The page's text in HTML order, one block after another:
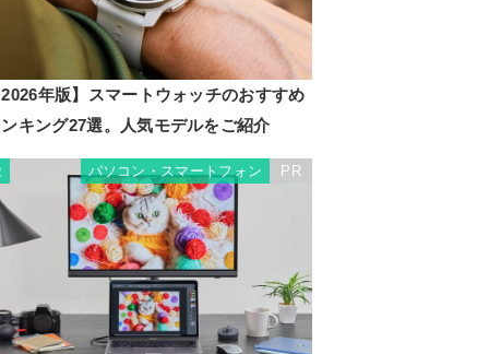
年版】スマートウォッチのおすすめ
キング27選。人気モデルをご紹介
パソコン・スマートフォン PR